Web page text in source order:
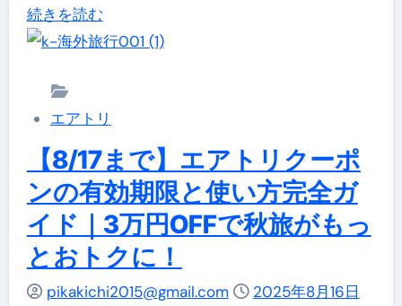
最
安
ド
に
つ
い
て
詳
い
超
得
な
秋
旅
プ
ラ
ン
｜
エ
リ
で
予
約
す
る
お
続きを読む
【8/18
人
気
海
外
ホ
テ
ル
エアトリ
【8/17まで】エアトリクーポ
ンの有効期限と使い方完全ガ
イド｜3万円OFFで秋旅がもっ
とおトクに！
pikakichi2015@gmail.com
2025年8月16日